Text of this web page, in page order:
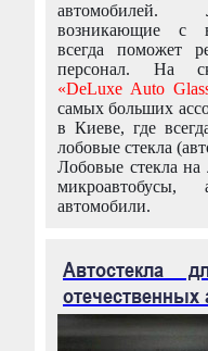
возникающие с
всегда поможет
персонал. На
«DeLuxe Auto
самых больших
в Киеве, где
лобовые стекла
Лобовые стекла на
микроавтобусы,
автомобили.
Автостекла
отечественных